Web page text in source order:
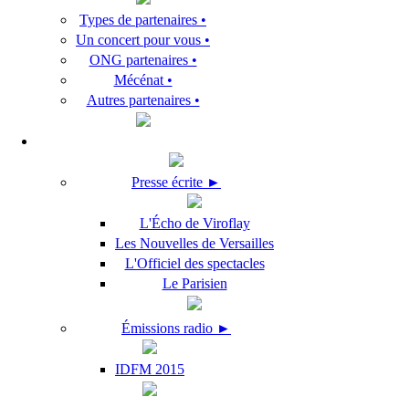
Types de partenaires •
Un concert pour vous •
ONG partenaires •
Mécénat •
Autres partenaires •
Presse écrite ►
L'Écho de Viroflay
Les Nouvelles de Versailles
L'Officiel des spectacles
Le Parisien
Émissions radio ►
IDFM 2015